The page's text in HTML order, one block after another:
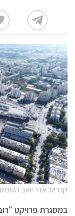
קרדיט: אדר יואב
במסגרת פרויקט